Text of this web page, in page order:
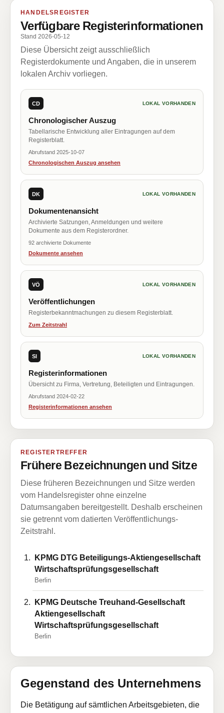
HANDELSREGISTER
Verfügbare Registerinformationen
Stand 2026-05-12
Diese Übersicht zeigt ausschließlich
Registerdokumente und Angaben, die in unserem
lokalen Archiv vorliegen.
CD LOKAL VORHANDEN
Chronologischer Auszug
Tabellarische Entwicklung aller Eintragungen auf dem
Registerblatt.
Abrufstand 2025-10-07
Chronologischen Auszug ansehen
DK LOKAL VORHANDEN
Dokumentenansicht
Archivierte Satzungen, Anmeldungen und weitere
Dokumente aus dem Registerordner.
92 archivierte Dokumente
Dokumente ansehen
VÖ LOKAL VORHANDEN
Veröffentlichungen
Registerbekanntmachungen zu diesem Registerblatt.
Zum Zeitstrahl
SI LOKAL VORHANDEN
Registerinformationen
Übersicht zu Firma, Vertretung, Beteiligten und Eintragungen.
Abrufstand 2024-02-22
Registerinformationen ansehen
REGISTERTREFFER
Frühere Bezeichnungen und Sitze
Diese früheren Bezeichnungen und Sitze werden
vom Handelsregister ohne einzelne
Datumsangaben bereitgestellt. Deshalb erscheinen
sie getrennt vom datierten Veröffentlichungs-
Zeitstrahl.
KPMG DTG Beteiligungs-Aktiengesellschaft
Wirtschaftsprüfungsgesellschaft
Berlin
KPMG Deutsche Treuhand-Gesellschaft
Aktiengesellschaft
Wirtschaftsprüfungsgesellschaft
Berlin
Gegenstand des Unternehmens
Die Betätigung auf sämtlichen Arbeitsgebieten, die